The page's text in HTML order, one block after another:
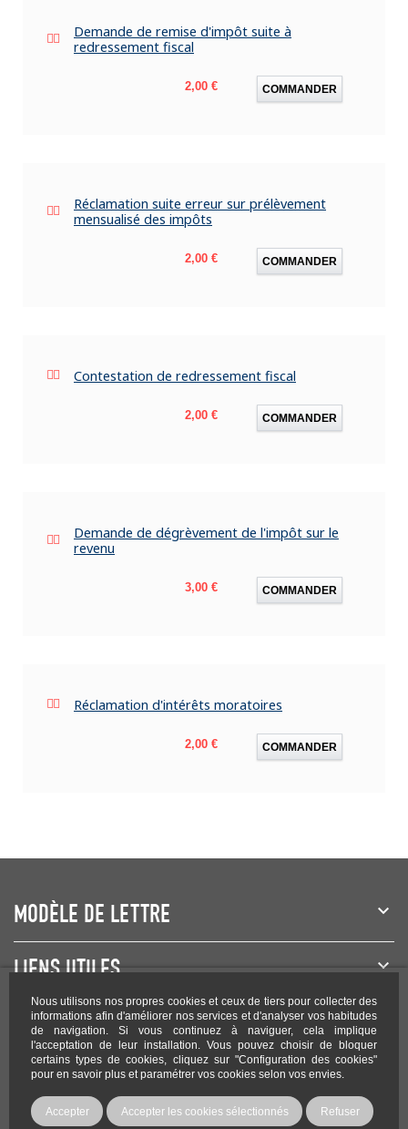
Nous utilisons nos propres cookies et ceux de tiers pour collecter des
informations afin d'améliorer nos services et d'analyser vos habitudes
de navigation. Si vous continuez à naviguer, cela implique
l'acceptation de leur installation. Vous pouvez choisir de bloquer
certains types de cookies, cliquez sur "Configuration des cookies"
pour en savoir plus et paramétrer vos cookies selon vos envies.
Accepter Accepter les cookies sélectionnés Refuser
Demande de remise d'impôt suite à
redressement fiscal
Prix
2,00 € COMMANDER
Réclamation suite erreur sur prélèvement
mensualisé des impôts
Prix
2,00 € COMMANDER
Contestation de redressement fiscal
Prix
2,00 € COMMANDER
Demande de dégrèvement de l'impôt sur le
revenu
Prix
3,00 € COMMANDER
Réclamation d'intérêts moratoires
Prix
2,00 € COMMANDER
MODÈLE DE LETTRE
LIENS UTILES
NEWSLETTER